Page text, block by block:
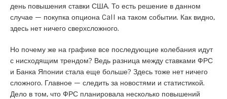
день повышения ставки США. То есть решение в данном
случае — покупка опциона Call на таком событии. Как видно,
здесь нет ничего сверхсложного.
Но почему же на графике все последующие колебания идут
с нисходящим трендом? Ведь разница между ставками ФРС
и Банка Японии стала еще больше? Здесь тоже нет ничего
сложного. Главное — следить за новостями и статистикой.
Дело в том, что ФРС планировала несколько повышений